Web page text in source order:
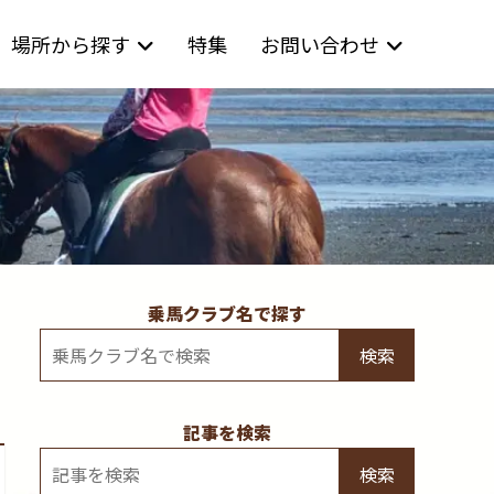
場所から探す 特集 お問い合わせ
乗馬クラブ名で探す
検索
記事を検索
検索